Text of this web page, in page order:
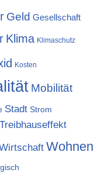
Geld Gesellschaft
Klima Klimaschutz
Kosten
Mobilität
Stadt Strom
Treibhauseffekt
Wohnen